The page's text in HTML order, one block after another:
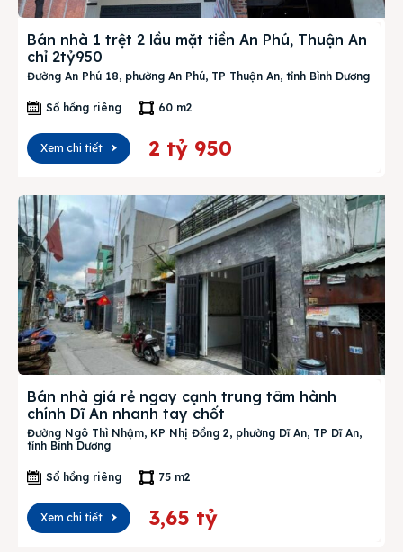
Bán nhà 1 trệt 2 lầu mặt tiền An Phú, Thuận An
chỉ 2tỷ950
Đường An Phú 18, phường An Phú, TP Thuận An, tỉnh Bình Dương
Sổ hồng riêng 60 m2
Xem chi tiết 2 tỷ 950
Bán nhà giá rẻ ngay cạnh trung tâm hành
chính Dĩ An nhanh tay chốt
Đường Ngô Thì Nhậm, KP Nhị Đồng 2, phường Dĩ An, TP Dĩ An,
tỉnh Bình Dương
Sổ hồng riêng 75 m2
Xem chi tiết 3,65 tỷ